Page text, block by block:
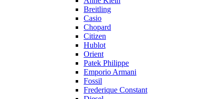
Breitling
Casio
Chopard
Citizen
Hublot
Orient
Patek Philippe
Emporio Armani
Fossil
Frederique Constant